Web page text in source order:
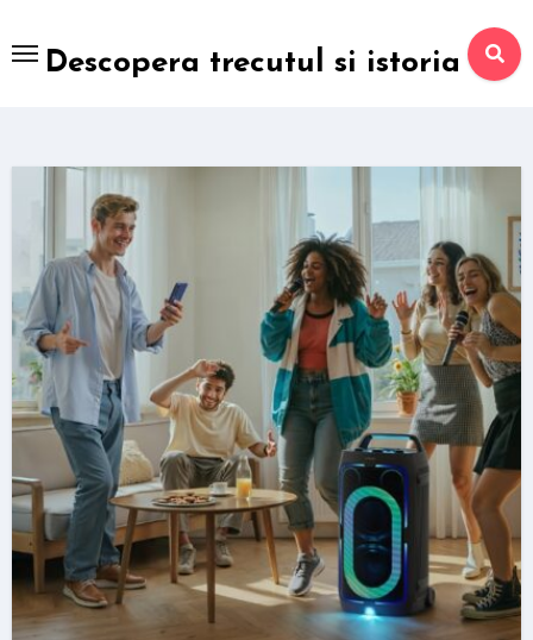
to
Descopera trecutul si istoria